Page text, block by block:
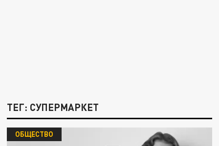
ТЕГ: СУПЕРМАРКЕТ
ОБЩЕСТВО